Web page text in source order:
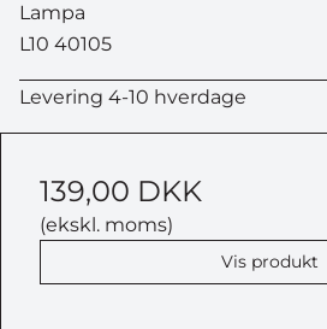
Lampa
L10 40105
Levering 4-10 hverdage
139,00 DKK
(ekskl. moms)
Vis produkt